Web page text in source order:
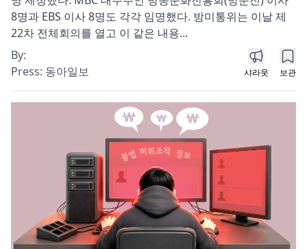
8명과 EBS 이사 8명도 각각 임명했다. 방미통위는 이날 제
22차 전체회의를 열고 이 같은 내용...
By:
Press: 동아일보 샤라웃 보관